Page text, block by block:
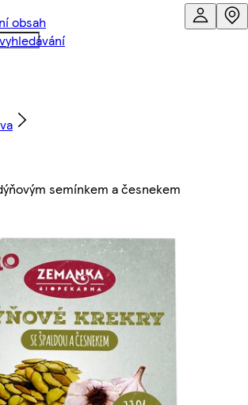
obsah
semínkem a česnekem